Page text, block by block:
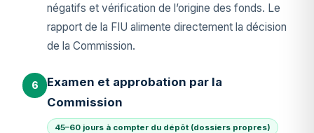
négatifs et vérification de l’origine des fonds. Le
rapport de la FIU alimente directement la décision
de la Commission.
6
Examen et approbation par la
Commission
45–60 jours à compter du dépôt (dossiers propres)